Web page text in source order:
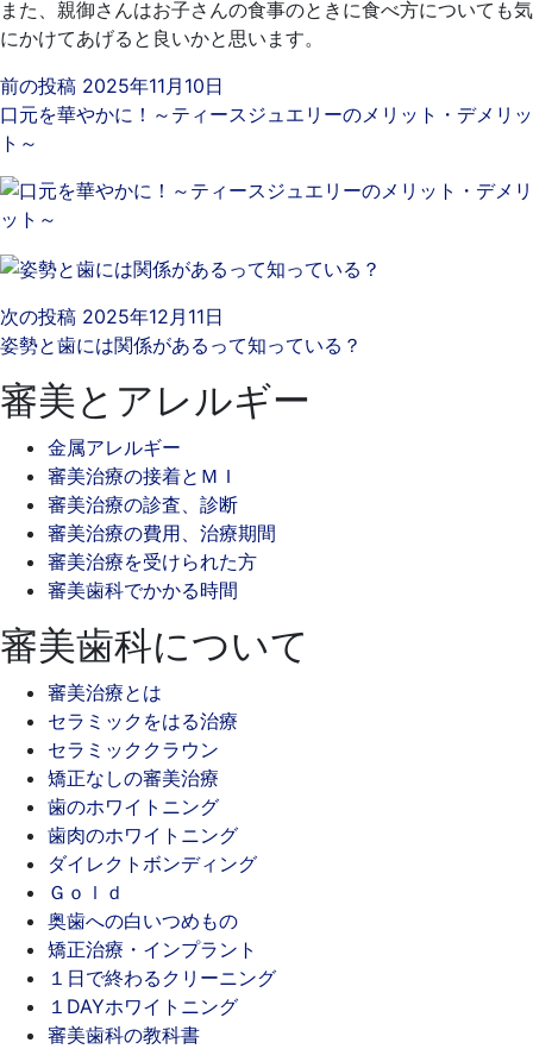
また、親御さんはお子さんの食事のときに食べ方についても気
にかけてあげると良いかと思います。
前の投稿 2025年11月10日
口元を華やかに！～ティースジュエリーのメリット・デメリッ
ト～
次の投稿 2025年12月11日
姿勢と歯には関係があるって知っている？
審美とアレルギー
金属アレルギー
審美治療の接着とＭＩ
審美治療の診査、診断
審美治療の費用、治療期間
審美治療を受けられた方
審美歯科でかかる時間
審美歯科について
審美治療とは
セラミックをはる治療
セラミッククラウン
矯正なしの審美治療
歯のホワイトニング
歯肉のホワイトニング
ダイレクトボンディング
Ｇｏｌｄ
奥歯への白いつめもの
矯正治療・インプラント
１日で終わるクリーニング
１DAYホワイトニング
審美歯科の教科書